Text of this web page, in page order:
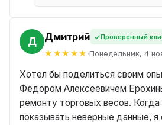
Дмитрий Проверенный
Понедельник, 4
Хотел бы поделиться своим
Фёдором Алексеевичем
ремонту торговых весов. Когда
показывать неверные данные, я